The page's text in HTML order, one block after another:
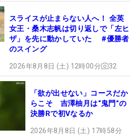
スライスが止まらない人へ！ 全英
女王・桑木志帆は切り返しで「左ヒ
ザ」を先に動かしていた #優勝者
のスイング
2026年8月8日 (土) 12時00分 32
「欲が出せない」コースだか
らこそ 吉澤柚月は“鬼門”の
決勝Rで初Vなるか
2026年8月8日 (土) 17時58分